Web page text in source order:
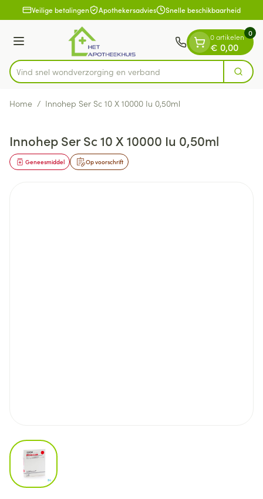
Ga naar de inhoud
1 van 1Veilige betalingen Apothekersadvies Snelle beschikbaarheid
Menu
Product, merk, categorie...
Vind snel wondverzorging en verb Zoek
0 artikelen
€ 0,00
0
Home / Innohep Ser Sc 10 X 10000 Iu 0,50ml
Innohep Ser Sc 10 X 10000 Iu 0,50ml
Op voorschrift
Geneesmiddel
View larger image